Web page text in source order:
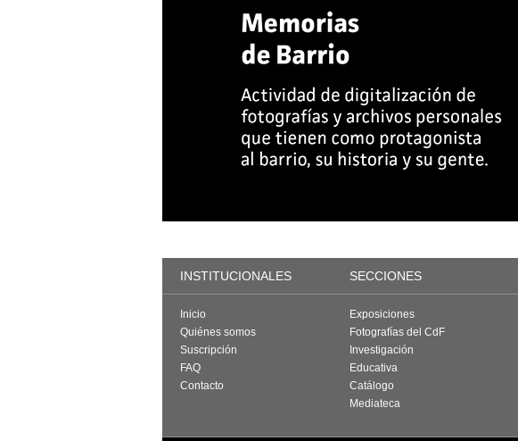
INSTITUCIONALES SECCIONES
Inicio
Quiénes somos
Suscripción
FAQ
Contacto
Exposiciones
Fotografías del CdF
Investigación
Educativa
Catálogo
Mediateca